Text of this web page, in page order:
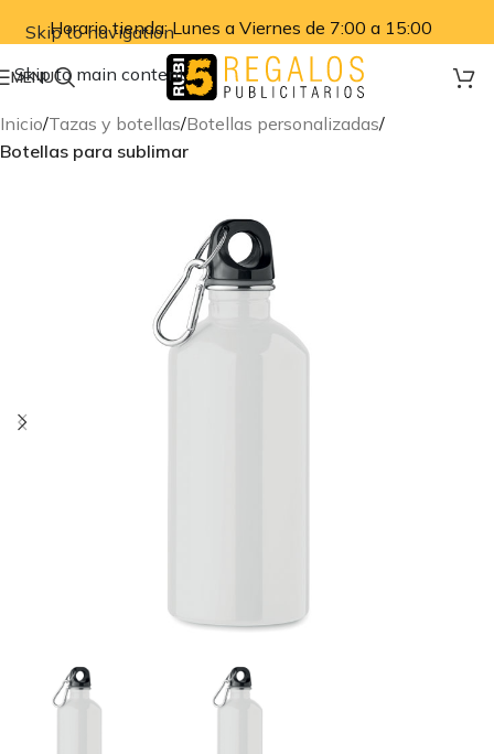
Skip to navigation
Skip to main content
Horario tienda: Lunes a Viernes de 7:00 a 15:00
MENU
Inicio Tazas y botellas Botellas personalizadas
Botellas para sublimar